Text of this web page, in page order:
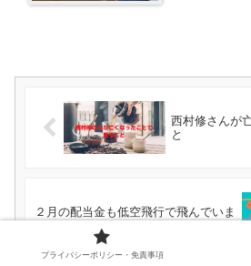
西村修さんが
と
２月の配当金も低空飛行で飛んでいま
プライバシーポリシー・免責事項